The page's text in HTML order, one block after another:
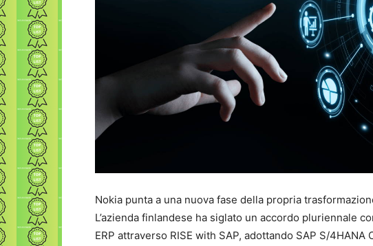
Nokia punta a una nuova fase della propria
L’azienda finlandese ha siglato un accordo pluriennale
ERP attraverso RISE with SAP, adottando SAP S/